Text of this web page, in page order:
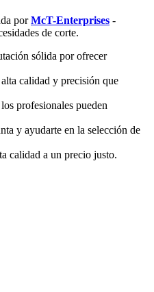
porMcT-Enterprises -
de corte.
sólida por ofrecer
calidad y precisión que
profesionales pueden
y ayudarte en la selección de
calidad a un precio justo.